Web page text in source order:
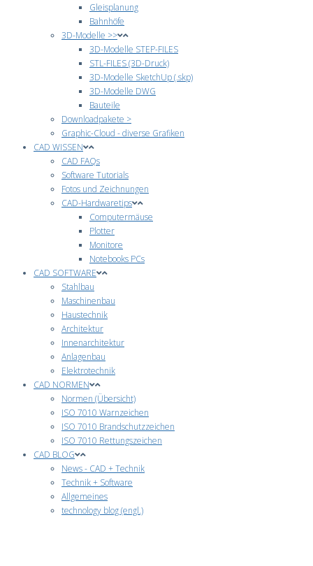
Gleisplanung
Bahnhöfe
3D-Modelle >>
3D-Modelle STEP-FILES
STL-FILES (3D-Druck)
3D-Modelle SketchUp (.skp)
3D-Modelle DWG
Bauteile
Downloadpakete >
Graphic-Cloud - diverse Grafiken
CAD WISSEN
CAD FAQs
Software Tutorials
Fotos und Zeichnungen
CAD-Hardwaretips
Computermäuse
Plotter
Monitore
Notebooks PCs
CAD SOFTWARE
Stahlbau
Maschinenbau
Haustechnik
Architektur
Innenarchitektur
Anlagenbau
Elektrotechnik
CAD NORMEN
Normen (Übersicht)
ISO 7010 Warnzeichen
ISO 7010 Brandschutzzeichen
ISO 7010 Rettungszeichen
CAD BLOG
News - CAD + Technik
Technik + Software
Allgemeines
technology blog (engl.)